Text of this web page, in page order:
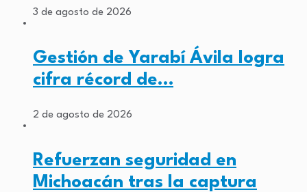
3 de agosto de 2026
Gestión de Yarabí Ávila logra
cifra récord de…
2 de agosto de 2026
Refuerzan seguridad en
Michoacán tras la captura